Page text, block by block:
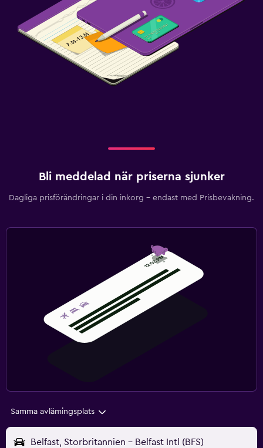
Bli meddelad när priserna sjunker
Dagliga prisförändringar i din inkorg – endast med Prisbevakning.
Samma avlämingsplats
Belfast, Storbritannien - Belfast Intl (BFS)